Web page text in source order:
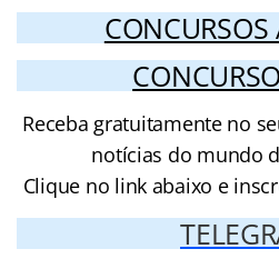
CONCURSOS
Receba gratuitamente no
notícias do mundo
Clique no link abaixo e